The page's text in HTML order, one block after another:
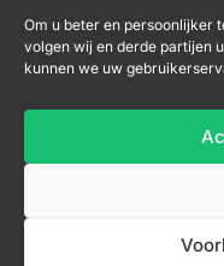
Om u beter en persoonlijker
volgen wij en derde partijen
kunnen we uw
Diensten
Webdesign
Contact
niel@nvh-
Nieuwsbrief